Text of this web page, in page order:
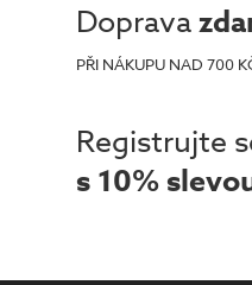
Doprava
PŘI NÁKUPU NAD 700
Registrujte
s 10%